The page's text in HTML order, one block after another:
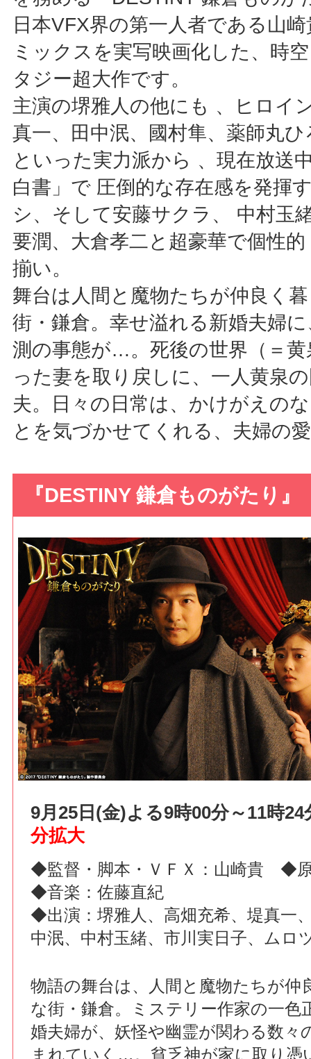
日本VFX界の第一人者である山
ミックスを実写映画化した、時
タジー超大作です。
主演の堺雅人の他にも 、ヒロイ
真一、田中泯、國村隼、薬師丸
といった実力派から 、現在放送
白書」で 圧倒的な存在感を発揮
シ、そして安藤サクラ、 中村玉
要潤、大倉孝二と超豪華で個性
揃い。
舞台は人間と魔物たちが仲良く
街・鎌倉。幸せ溢れる新婚夫婦
測の事態が…。死後の世界（＝黄
った妻を取り戻しに、一人黄泉
夫。日々の日常は、かけがえの
とを気づかせてくれる、夫婦の
『DESTINY 鎌倉ものがたり』
9月25日(金)よる9時00分～11時
分拡大
◆監督・脚本・ＶＦＸ：山崎貴 ◆
◆音楽：佐藤直紀
◆出演：堺雅人、高畑充希、堤真一
中泯、中村玉緒、市川実日子、ムロ
物語の舞台は、人間と魔物たちが仲
な街・鎌倉。ミステリー作家の一色
婚夫婦が、妖怪や幽霊が関わる数々
まれていく…。貧乏神が家に取り憑